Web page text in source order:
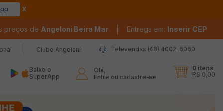
preços de Angeloni Beira Mar Entrega em: Inserir CEP
Clube Angeloni Televendas (48) 4002-6060
Baixe o
SuperApp
Olá,
Entre ou cadastre-se
0 itens
R$ 0,00